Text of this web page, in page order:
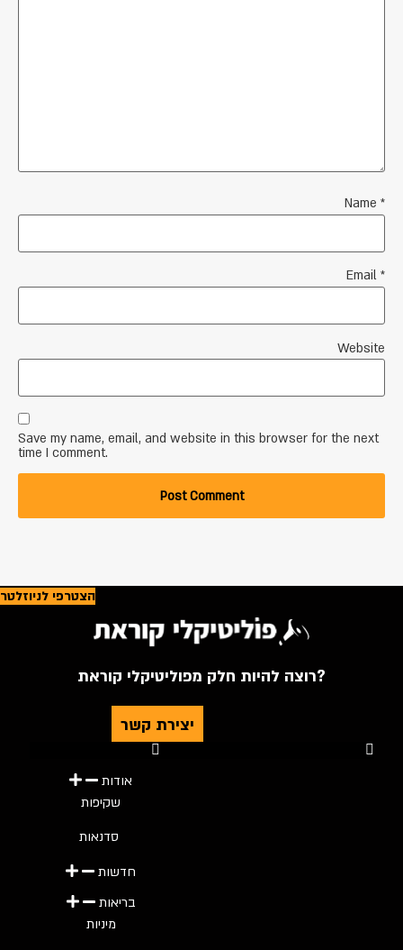
Name *
Email *
Website
Save my name, email, and website in this browser for the next
time I comment.
הצטרפי לניוזלטר
רוצה להיות חלק מפוליטיקלי קוראת?
יצירת קשר
אודות
שקיפות
סדנאות
חדשות
בריאות
מיניות